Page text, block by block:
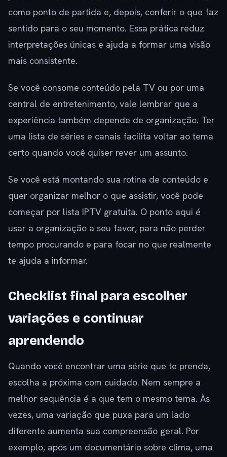
como ponto de partida e, depois, conferir o que faz
sentido para o seu momento. Essa prática reduz
interpretações únicas e ajuda a formar uma visão
mais consistente.
Se você consome conteúdo pela TV ou por uma
central de entretenimento, vale lembrar que a
experiência também depende de organização. Ter
uma lista de séries e canais facilita voltar ao tema
certo quando você quiser rever um assunto.
Se você está montando sua rotina de conteúdo e
quer organizar melhor o que assistir, você pode
começar por lista IPTV gratuita. O ponto aqui é
usar a organização a seu favor, para não perder
tempo procurando e para focar no que realmente
te ajuda a informar.
Checklist final para escolher
variações e continuar
aprendendo
Quando você encontrar uma série que te prenda,
escolha a próxima com cuidado. Nem sempre a
melhor sequência é a que tem o mesmo tema. Às
vezes, uma variação que puxa para um lado
diferente aumenta sua compreensão geral. Por
exemplo, após um documentário sobre clima, uma